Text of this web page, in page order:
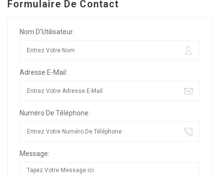
Formulaire De Contact
Nom D'Utilisateur:
Adresse E-Mail:
Numéro De Téléphone:
Message: